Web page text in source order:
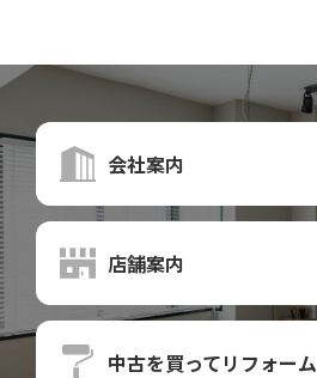
会社案内
店舗案内
中古を買ってリフォーム